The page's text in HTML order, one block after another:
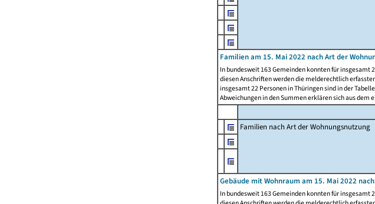
Familien am 15. Mai 2022 nach Art der
In bundesweit 163 Gemeinden konnten für insgesamt
diesen Anschriften werden die melderechtlich
insgesamt 22 Personen in Thüringen sind in der
Abweichungen in den Summen erklären sich aus
Familien nach Art der Wohnungsnutzung
Gebäude mit Wohnraum am 15. Mai 2022
In bundesweit 163 Gemeinden konnten für insgesamt